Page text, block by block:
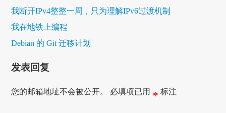
我断开IPv4整整一周，只为理解IPv6过渡机制
我在地铁上编程
Debian 的 Git 迁移计划
发表回复
您的邮箱地址不会被公开。 必填项已用 * 标注